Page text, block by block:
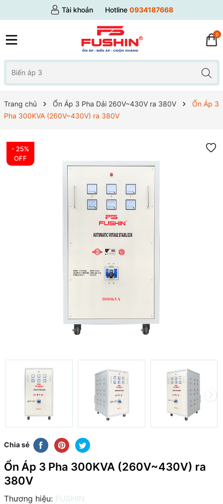
Tài khoản Hotline 0934187668
0
Trang chủ Ổn Áp 3 Pha Dải 260V~430V ra 380V
Ổn Áp 3
Pha 300KVA (260V~430V) ra 380V
- 25%
OFF
Chia sẻ
Ổn Áp 3 Pha 300KVA (260V~430V) ra
380V
Thương hiệu: FUSHIN